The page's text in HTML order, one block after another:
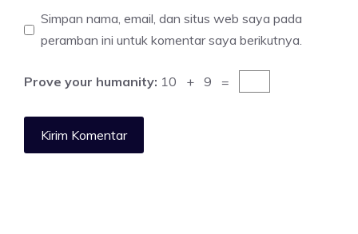
Simpan nama, email, dan situs web saya pada
peramban ini untuk komentar saya berikutnya.
Prove your humanity: 10 + 9 =